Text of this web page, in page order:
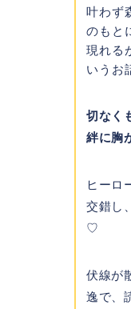
叶わず
のもと
現れる
いうお
切なく
絆に胸
ヒーロ
交錯し
♡
伏線が
逸で、